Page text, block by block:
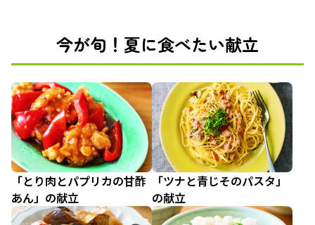
今が旬！夏に食べたい献立
「とり肉とパプリカの甘酢
あん」の献立
「ツナと青じそのパスタ」
の献立